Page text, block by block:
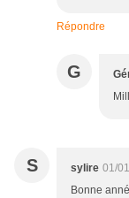
Répondre
G
S sylire 01/
Bonne